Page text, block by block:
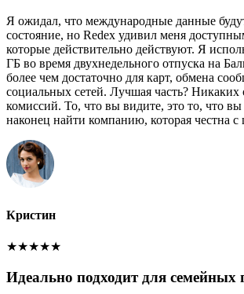
Я ожидал, что международные данные
состояние, но Redex удивил меня
которые действительно действуют. Я
ГБ во время двухнедельного отпуска на
более чем достаточно для карт, обмена
социальных сетей. Лучшая часть?
комиссий. То, что вы видите, это то, что
наконец найти компанию, которая честна с
Кристин
★★★★★
Идеально подходит для семейных